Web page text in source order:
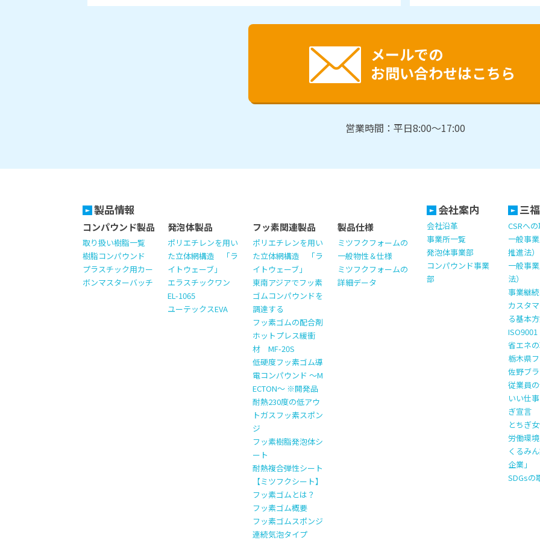
メールでの
お問い合わせはこちら
営業時間：平日8:00～17:00
製品情報
コンパウンド製品
取り扱い樹脂一覧
樹脂コンパウンド
プラスチック用カー
ボンマスターバッチ
発泡体製品
ポリエチレンを用い
た立体網構造 「ラ
イトウェーブ」
エラスチックワン
EL-1065
ユーテックスEVA
フッ素関連製品
ポリエチレンを用い
た立体網構造 「ラ
イトウェーブ」
東南アジアでフッ素
ゴムコンパウンドを
調達する
フッ素ゴムの配合剤
ホットプレス緩衝
材 MF-20S
低硬度フッ素ゴム導
電コンパウンド ～M
ECTON～ ※開発品
耐熱230度の低アウ
トガスフッ素スポン
ジ
フッ素樹脂発泡体シ
ート
耐熱複合弾性シート
【ミツフクシート】
フッ素ゴムとは？
フッ素ゴム概要
フッ素ゴムスポンジ
連続気泡タイプ
製品仕様
ミツフクフォームの
一般物性＆仕様
ミツフクフォームの
詳細データ
会社案内
会社沿革
事業所一覧
発泡体事業部
コンパウンド事業
部
三
CSRへ
一般事
推進法）
一般事
法）
事業継
カスタ
る基本
省エネ
栃木県
佐野ブ
従業員
いい仕
ぎ宣言
とちぎ
労働環
くるみ
企業」
SDGsの